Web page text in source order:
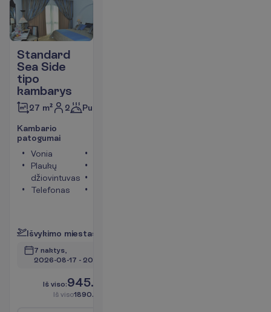
Standard
Sea Side
tipo
kambarys
27 m² 2 Pusryčiai
Kambario
patogumai
Vonia
Plaukų
džiovintuvas
Telefonas
Išvykimo miestas
7 naktys,
2026-08-17 - 2026-08-24
Iš viso:945.00
Iš viso1890.00